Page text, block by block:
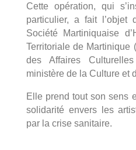
Cette opération, qui
particulier, a fait l’objet
Société Martiniquaise
Territoriale de Martinique
des Affaires
ministère de la Culture et
Elle prend tout son sens
solidarité envers les
par la crise sanitaire.